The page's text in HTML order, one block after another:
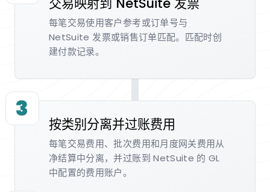
每笔交易使用客户参考或订单号与
NetSuite 发票或销售订单匹配。匹配时创
建付款记录。
3
按类别分离并过账费用
每笔交易费用、批次费用和月度网关费用从
净结算中分离，并过账到 NetSuite 的 GL
中配置的费用账户。